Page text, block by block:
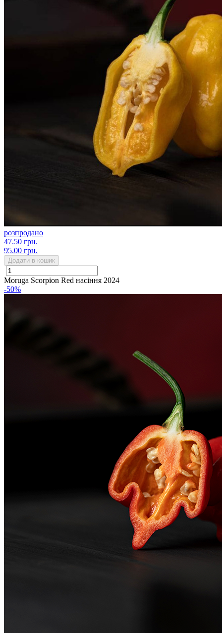
розпродано
47.50 грн.
95.00 грн.
Додати в кошик
Moruga Scorpion Red насіння 2024
-50%